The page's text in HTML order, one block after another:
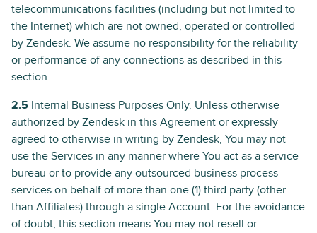
telecommunications facilities (including but not limited to
the Internet) which are not owned, operated or controlled
by Zendesk. We assume no responsibility for the reliability
or performance of any connections as described in this
section.
2.5 Internal Business Purposes Only. Unless otherwise
authorized by Zendesk in this Agreement or expressly
agreed to otherwise in writing by Zendesk, You may not
use the Services in any manner where You act as a service
bureau or to provide any outsourced business process
services on behalf of more than one (1) third party (other
than Affiliates) through a single Account. For the avoidance
of doubt, this section means You may not resell or